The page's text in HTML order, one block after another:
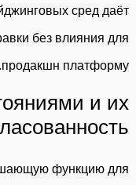
сред даёт
без влияния для
продакшн платформу.
и их
функцию для